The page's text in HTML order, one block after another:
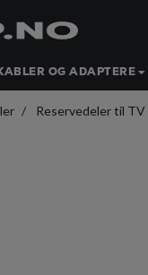
OG ADAPTERE
Reservedeler til TV